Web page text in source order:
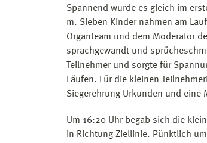
Spannend wurde es gleich im
m. Sieben Kinder nahmen am
Organteam und dem Moderator
sprachgewandt und
Teilnehmer und sorgte für
Läufen. Für die kleinen
Siegerehrung Urkunden und eine
Um 16:20 Uhr begab sich die
in Richtung Ziellinie. Pünktlich